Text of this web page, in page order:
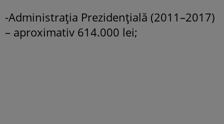
-Administrația Prezidențială (2011–2017)
– aproximativ 614.000 lei;